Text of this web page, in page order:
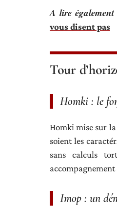
A lire également
vous disent pas
Tour
Homki : le
Homki mise sur
soient les
sans calculs
Imop : un